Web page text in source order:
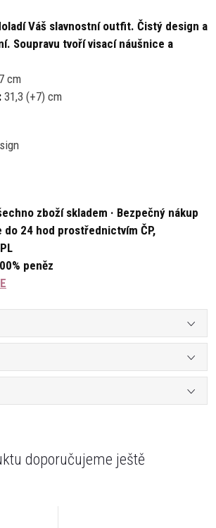
Váš slavnostní outfit. Čistý design a
Soupravu tvoří visací náušnice a
cm
31,3 (+7) cm
zboží skladem · Bezpečný nákup
do 24 hod prostřednictvím ČP,
peněz
doporučujeme ještě